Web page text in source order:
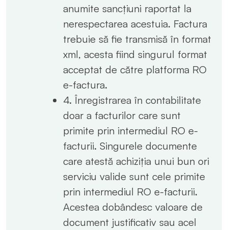
anumite sancțiuni raportat la
nerespectarea acestuia. Factura
trebuie să fie transmisă în format
xml, acesta fiind singurul format
acceptat de către platforma RO
e-factura.
4. Înregistrarea în contabilitate
doar a facturilor care sunt
primite prin intermediul RO e-
facturii. Singurele documente
care atestă achiziția unui bun ori
serviciu valide sunt cele primite
prin intermediul RO e-facturii.
Acestea dobândesc valoare de
document justificativ sau acel